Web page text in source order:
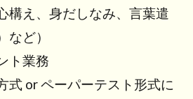
構え、身だしなみ、言葉遣
など）
ト業務
式 or ペーパーテスト形式に